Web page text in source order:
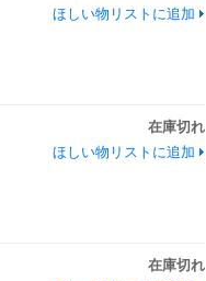
ほしい物リストに追加
在庫切れ
ほしい物リストに追加
在庫切れ